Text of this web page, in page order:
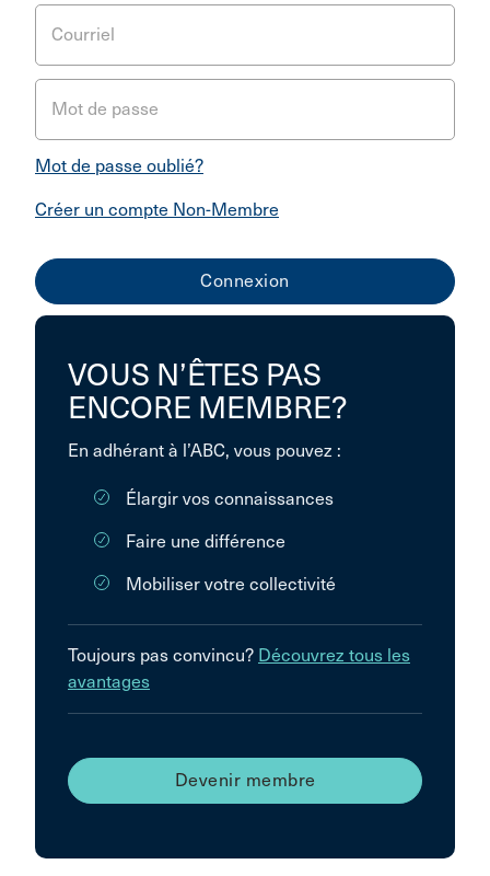
Courriel
Mot de passe
Mot de passe oublié?
Créer un compte Non-Membre
VOUS N’ÊTES PAS
ENCORE MEMBRE?
En adhérant à l’ABC, vous pouvez :
Élargir vos connaissances
Faire une différence
Mobiliser votre collectivité
Toujours pas convincu? Découvrez tous les
avantages
Devenir membre